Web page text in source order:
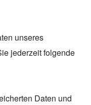
unseres
jederzeit folgende
Daten und